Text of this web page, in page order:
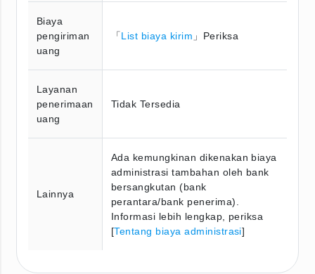
Biaya
pengiriman
uang
「List biaya kirim 」Periksa
Layanan
penerimaan
uang
Tidak Tersedia
Lainnya
Ada kemungkinan dikenakan biaya
administrasi tambahan oleh bank
bersangkutan (bank
perantara/bank penerima).
Informasi lebih lengkap, periksa
[Tentang biaya administrasi]